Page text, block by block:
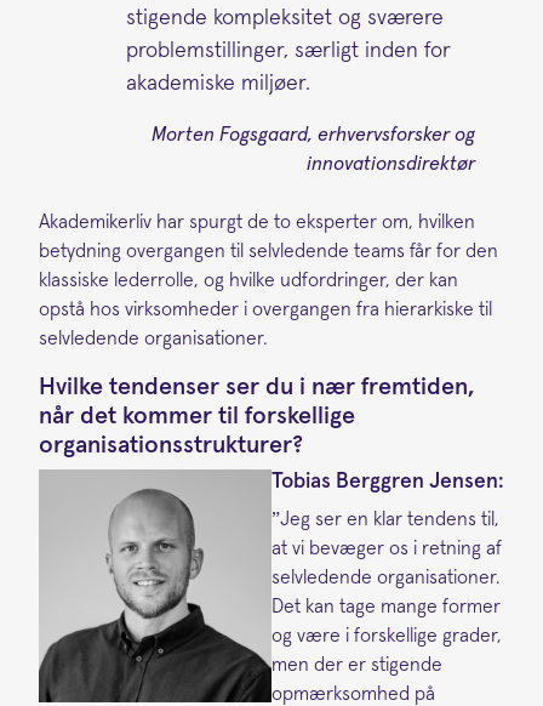
stigende kompleksitet og sværere
problemstillinger, særligt inden for
akademiske miljøer.
Morten Fogsgaard, erhvervsforsker og
innovationsdirektør
Akademikerliv har spurgt de to eksperter om, hvilken
betydning overgangen til selvledende teams får for den
klassiske lederrolle, og hvilke udfordringer, der kan
opstå hos virksomheder i overgangen fra hierarkiske til
selvledende organisationer.
Hvilke tendenser ser du i nær fremtiden,
når det kommer til forskellige
organisationsstrukturer?
Tobias Berggren Jensen:
”Jeg ser en klar tendens til,
at vi bevæger os i retning af
selvledende organisationer.
Det kan tage mange former
og være i forskellige grader,
men der er stigende
opmærksomhed på